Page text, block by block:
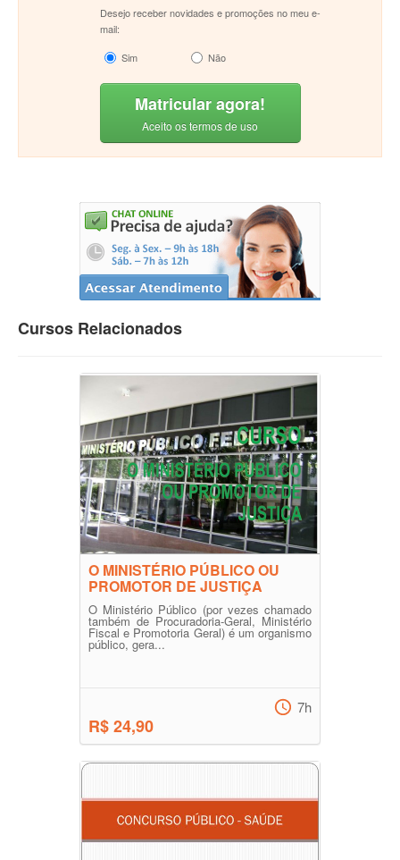
Desejo receber novidades e promoções no meu e-
mail:
Sim
Não
Matricular agora!
Aceito os termos de uso
Cursos Relacionados
O MINISTÉRIO PÚBLICO OU
PROMOTOR DE JUSTIÇA
O Ministério Público (por vezes chamado
também de Procuradoria-Geral, Ministério
Fiscal e Promotoria Geral) é um organismo
público, gera...
R$ 24,90
7h